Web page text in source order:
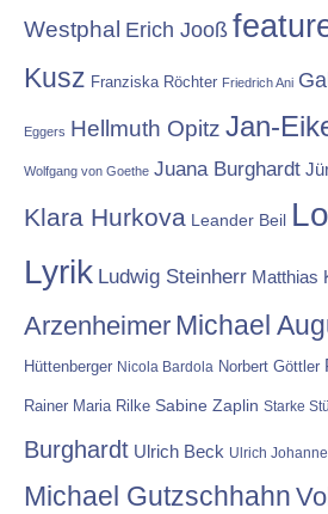
Westphal Erich Jooß
Kusz Franziska Röchter Friedrich Ani
Eggers Hellmuth Opitz Jan-
Wolfgang von Goethe Juana Burghardt
Klara Hurkova Leander Beil
Lyrik Ludwig Steinherr Matthias
Arzenheimer Michael
Hüttenberger Nicola Bardola Norbert Göttler
Rainer Maria Rilke Sabine Zaplin Starke
Burghardt Ulrich Beck Ulrich
Michael Gutzschhahn